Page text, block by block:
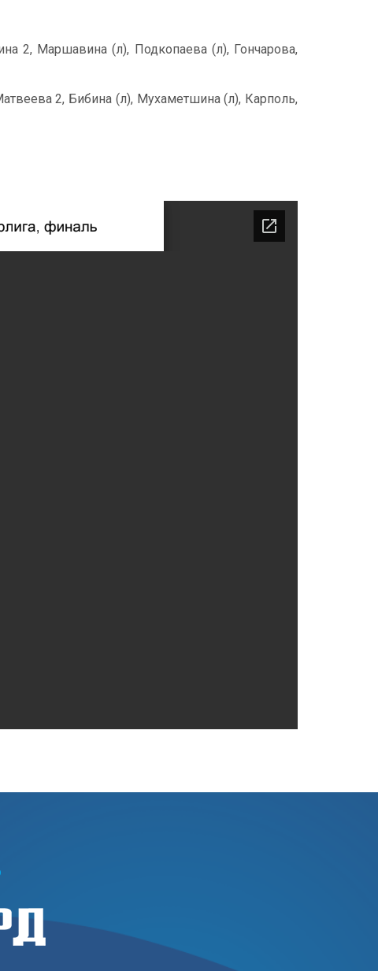
2, Маршавина (л), Подкопаева (л), Гончарова,
2, Бибина (л), Мухаметшина (л), Карполь,